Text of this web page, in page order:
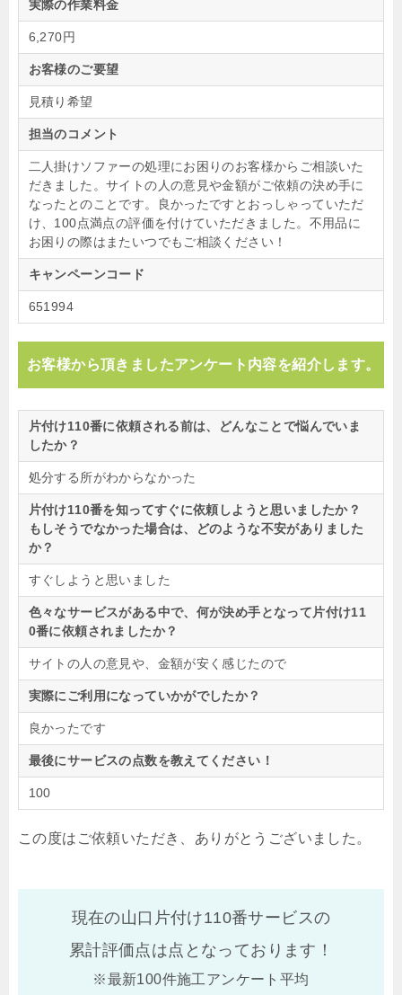
実際の作業料金
6,270円
お客様のご要望
見積り希望
担当のコメント
二人掛けソファーの処理にお困りのお客様からご相談いた
だきました。サイトの人の意見や金額がご依頼の決め手に
なったとのことです。良かったですとおっしゃっていただ
け、100点満点の評価を付けていただきました。不用品に
お困りの際はまたいつでもご相談ください！
キャンペーンコード
651994
お客様から頂きましたアンケート内容を紹介します。
片付け110番に依頼される前は、どんなことで悩んでいま
したか？
処分する所がわからなかった
片付け110番を知ってすぐに依頼しようと思いましたか？
もしそうでなかった場合は、どのような不安がありました
か？
すぐしようと思いました
色々なサービスがある中で、何が決め手となって片付け11
0番に依頼されましたか？
サイトの人の意見や、金額が安く感じたので
実際にご利用になっていかがでしたか？
良かったです
最後にサービスの点数を教えてください！
100
この度はご依頼いただき、ありがとうございました。
現在の山口片付け110番サービスの
累計評価点は点となっております！
※最新100件施工アンケート平均